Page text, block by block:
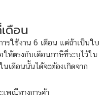
ดือน
รใช้งาน 6 เดือน แต่ถ้าเป็นใบ
ห้ตรงกับเดือนภาษีที่ระบุไว้ใน
เดือนนั้นได้จะต้องเกิดจาก
เพณีทางการค้า